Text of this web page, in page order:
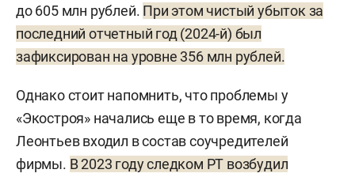
до 605 млн рублей. При этом чистый убыток за
последний отчетный год (2024-й) был
зафиксирован на уровне 356 млн рублей.
Однако стоит напомнить, что проблемы у
«Экостроя» начались еще в то время, когда
Леонтьев входил в состав соучредителей
фирмы. В 2023 году следком РТ возбудил